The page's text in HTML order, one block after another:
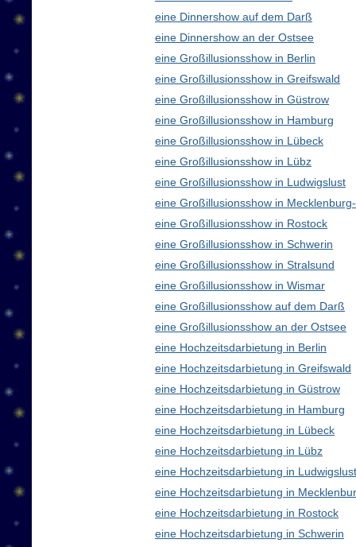
eine Dinnershow auf dem Darß
eine Dinnershow an der Ostsee
eine Großillusionsshow in Berlin
eine Großillusionsshow in Greifswald
eine Großillusionsshow in Güstrow
eine Großillusionsshow in Hamburg
eine Großillusionsshow in Lübeck
eine Großillusionsshow in Lübz
eine Großillusionsshow in Ludwigslust
eine Großillusionsshow in
eine Großillusionsshow in Rostock
eine Großillusionsshow in Schwerin
eine Großillusionsshow in Stralsund
eine Großillusionsshow in Wismar
eine Großillusionsshow auf dem Darß
eine Großillusionsshow an der Ostsee
eine Hochzeitsdarbietung in Berlin
eine Hochzeitsdarbietung in Greifswald
eine Hochzeitsdarbietung in Güstrow
eine Hochzeitsdarbietung in Hamburg
eine Hochzeitsdarbietung in Lübeck
eine Hochzeitsdarbietung in Lübz
eine Hochzeitsdarbietung in Ludwigslust
eine Hochzeitsdarbietung in
eine Hochzeitsdarbietung in Rostock
eine Hochzeitsdarbietung in Schwerin